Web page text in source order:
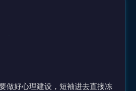
做好心理建设，短袖进去直接冻